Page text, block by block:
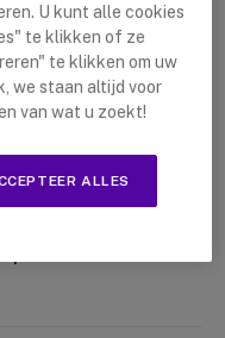
Tafelcamera Voor
Transformeer Je
U kunt alle cookies
te klikken of ze
te klikken om uw
we staan altijd voor
van wat u zoekt!
ALLES